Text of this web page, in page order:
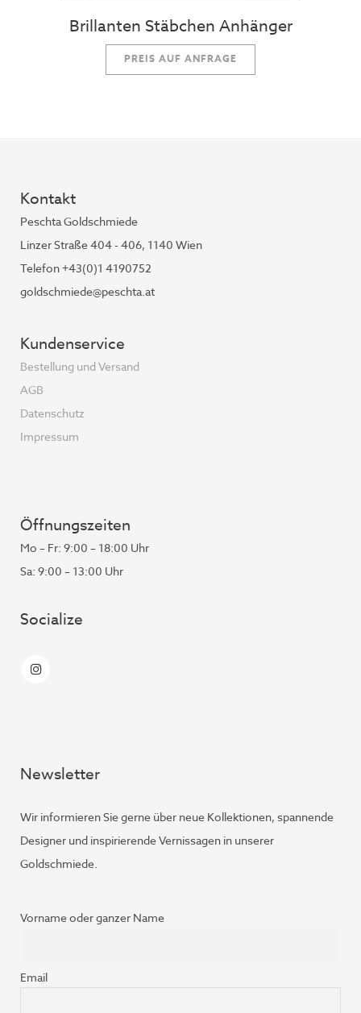
Brillanten Stäbchen Anhänger
PREIS AUF ANFRAGE
Kontakt
Peschta Goldschmiede
Linzer Straße 404 - 406, 1140 Wien
Telefon +43(0)1 4190752
goldschmiede@peschta.at
Kundenservice
Bestellung und Versand
AGB
Datenschutz
Impressum
Öffnungszeiten
Mo – Fr: 9:00 – 18:00 Uhr
Sa: 9:00 – 13:00 Uhr
Socialize
Newsletter
Wir informieren Sie gerne über neue Kollektionen, spannende
Designer und inspirierende Vernissagen in unserer
Goldschmiede.
Vorname oder ganzer Name
Email